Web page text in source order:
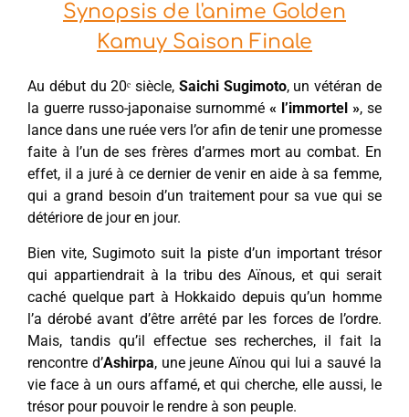
Synopsis de l'anime Golden
Kamuy Saison Finale
Au début du 20ᵉ siècle, Saichi Sugimoto, un vétéran de
la guerre russo-japonaise surnommé « l’immortel », se
lance dans une ruée vers l’or afin de tenir une promesse
faite à l’un de ses frères d’armes mort au combat. En
effet, il a juré à ce dernier de venir en aide à sa femme,
qui a grand besoin d’un traitement pour sa vue qui se
détériore de jour en jour.
Bien vite, Sugimoto suit la piste d’un important trésor
qui appartiendrait à la tribu des Aïnous, et qui serait
caché quelque part à Hokkaido depuis qu’un homme
l’a dérobé avant d’être arrêté par les forces de l’ordre.
Mais, tandis qu’il effectue ses recherches, il fait la
rencontre d’Ashirpa, une jeune Aïnou qui lui a sauvé la
vie face à un ours affamé, et qui cherche, elle aussi, le
trésor pour pouvoir le rendre à son peuple.